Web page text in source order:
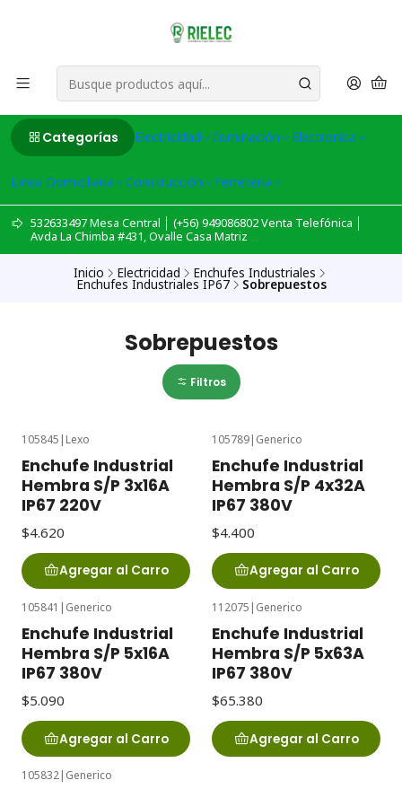
Categorías Electricidad Iluminación Electronica
Linea Domiciliaria Construcción Ferreteria
532633497 Mesa Central │ (+56) 949086802 Venta Telefónica │
Avda La Chimba #431, Ovalle Casa Matriz
Inicio Electricidad Enchufes Industriales
Enchufes Industriales IP67 Sobrepuestos
Sobrepuestos
Filtros
105845 | Lexo
Enchufe Industrial
Hembra S/P 3x16A
IP67 220V
$4.620
Agregar al Carro
105789| Generico
Enchufe Industrial
Hembra S/P 4x32A
IP67 380V
$4.400
Agregar al Carro
105841 | Generico
Enchufe Industrial
Hembra S/P 5x16A
IP67 380V
$5.090
Agregar al Carro
112075 | Generico
Enchufe Industrial
Hembra S/P 5x63A
IP67 380V
$65.380
Agregar al Carro
105832| Generico